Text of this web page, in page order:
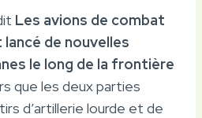
Les avions de combat
de nouvelles
le long de la frontière
que les deux parties
d’artillerie lourde et de